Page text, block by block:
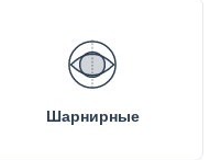
Шарнирные